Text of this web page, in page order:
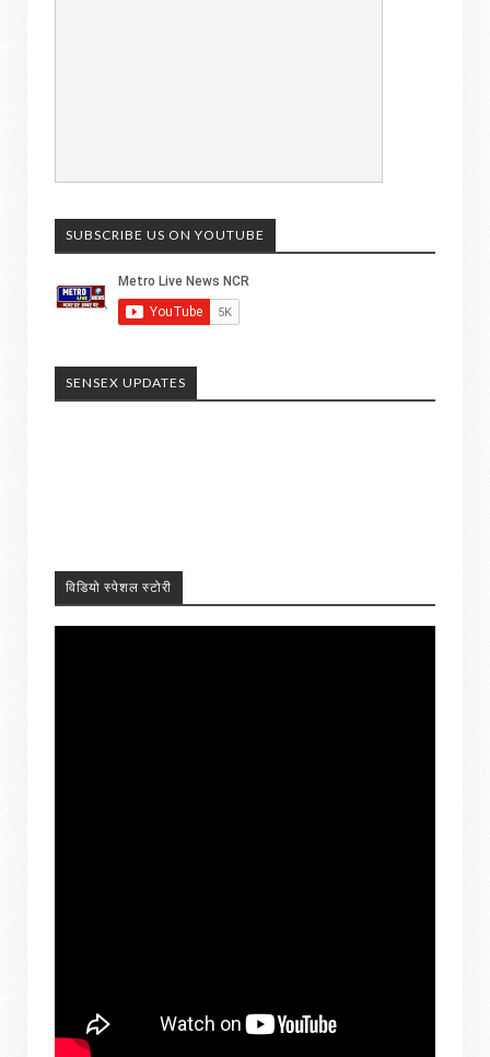
SUBSCRIBE US ON YOUTUBE
SENSEX UPDATES
विडियो स्पेशल स्टोरी